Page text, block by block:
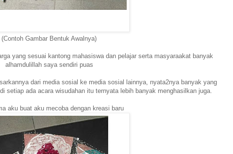
(Contoh Gambar Bentuk Awalnya)
yang sesuai kantong mahasiswa dan pelajar serta masyaraakat banyak
alhamdulillah saya sendiri puas
dari media sosial ke media sosial lainnya, nyata2nya banyak yang
setiap ada acara wisudahan itu ternyata lebih banyak menghasilkan juga.
aku buat aku mecoba dengan kreasi baru